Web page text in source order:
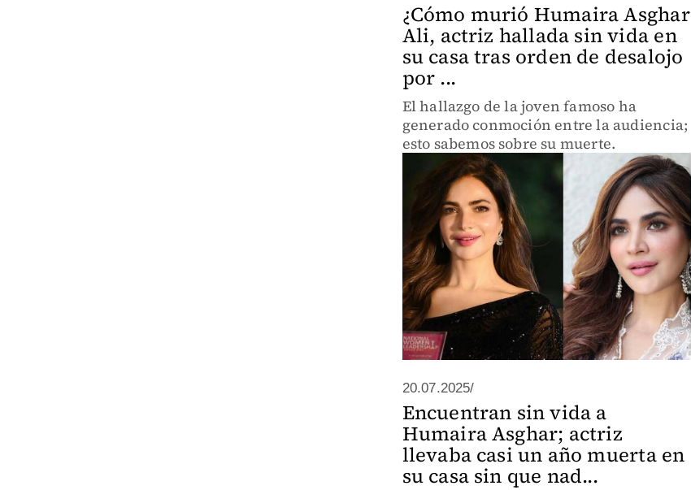
¿Cómo murió Humaira Asghar
Ali, actriz hallada sin vida en
su casa tras orden de desalojo
por ...
El hallazgo de la joven famoso ha
generado conmoción entre la audiencia;
esto sabemos sobre su muerte.
20.07.2025/
Encuentran sin vida a
Humaira Asghar; actriz
llevaba casi un año muerta en
su casa sin que nad...